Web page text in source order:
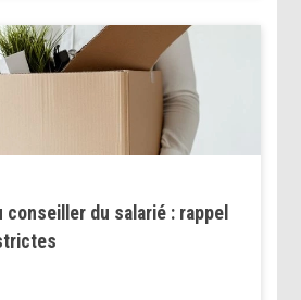
du salarié : rappel